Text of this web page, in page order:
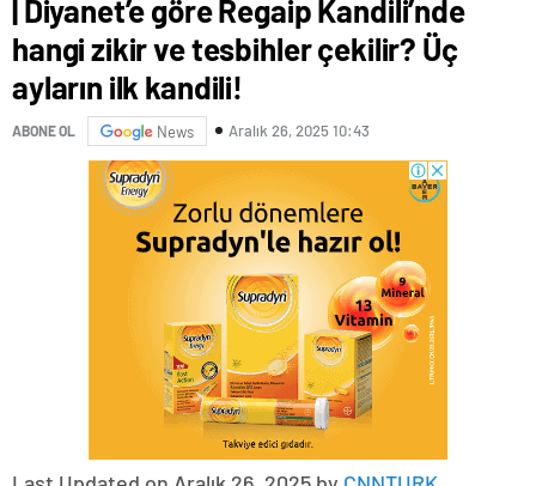
| Diyanet’e göre Regaip Kandili’nde
hangi zikir ve tesbihler çekilir? Üç
ayların ilk kandili!
ABONE OL News Aralık 26, 2025 10:43